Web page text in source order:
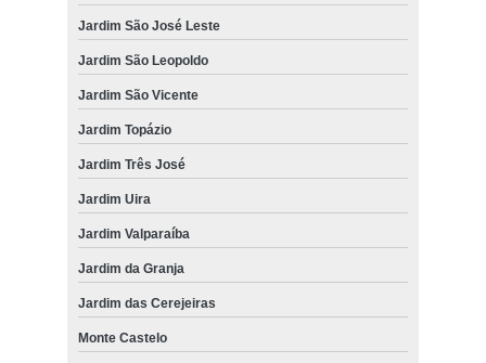
Jardim São José Leste
Jardim São Leopoldo
Jardim São Vicente
Jardim Topázio
Jardim Três José
Jardim Uira
Jardim Valparaíba
Jardim da Granja
Jardim das Cerejeiras
Monte Castelo